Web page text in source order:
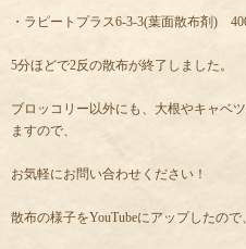
・ラピートプラス6-3-3(葉面散布剤)
5分ほどで2反の散布が終了しました。
ブロッコリー以外にも、大根やキャベ
ますので、
お気軽にお問い合わせください！
散布の様子をYouTubeにアップしたの